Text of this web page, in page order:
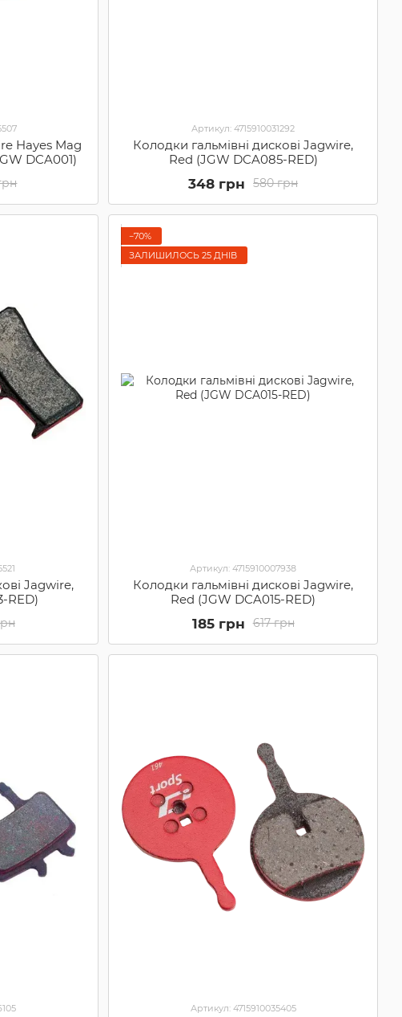
Hayes Mag
DCA001)
Артикул: 4715910031292
Колодки гальмівні дискові Jagwire,
Red (JGW DCA085-RED)
580 грн
348 грн
Jagwire,
RED)
−70%
ЗАЛИШИЛОСЬ 25 ДНІВ
Артикул: 4715910007938
Колодки гальмівні дискові Jagwire,
Red (JGW DCA015-RED)
617 грн
185 грн
Артикул: 4715910035405